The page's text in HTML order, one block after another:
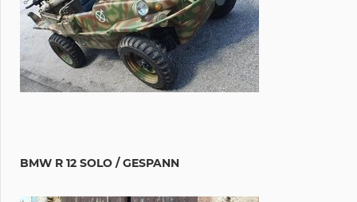
BMW R 12 SOLO / GESPANN